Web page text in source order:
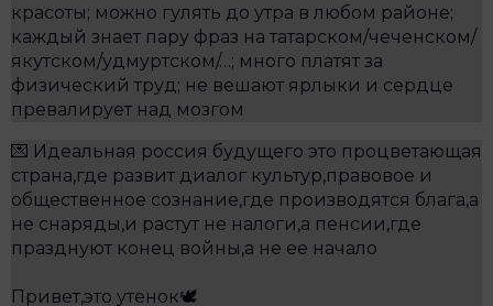
красоты; можно гулять до утра в любом районе;
каждый знает пару фраз на татарском/чеченском/
якутском/удмуртском/…; много платят за
физический труд; не вешают ярлыки и сердце
превалирует над мозгом
💌 Идеальная россия будущего это процветающая
страна,где развит диалог культур,правовое и
общественное сознание,где производятся блага,а
не снаряды,и растут не налоги,а пенсии,где
празднуют конец войны,а не ее начало
Привет,это утенок🕊